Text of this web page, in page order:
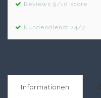
Reviews 9/10 score
Kundendienst 24/7
Informationen